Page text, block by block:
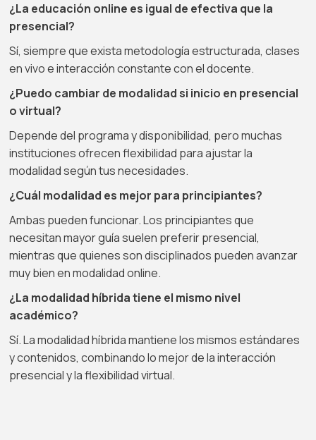
¿La educación online es igual de efectiva que la
presencial?
Sí, siempre que exista metodología estructurada, clases
en vivo e interacción constante con el docente.
¿Puedo cambiar de modalidad si inicio en presencial
o virtual?
Depende del programa y disponibilidad, pero muchas
instituciones ofrecen flexibilidad para ajustar la
modalidad según tus necesidades.
¿Cuál modalidad es mejor para principiantes?
Ambas pueden funcionar. Los principiantes que
necesitan mayor guía suelen preferir presencial,
mientras que quienes son disciplinados pueden avanzar
muy bien en modalidad online.
¿La modalidad híbrida tiene el mismo nivel
académico?
Sí. La modalidad híbrida mantiene los mismos estándares
y contenidos, combinando lo mejor de la interacción
presencial y la flexibilidad virtual.